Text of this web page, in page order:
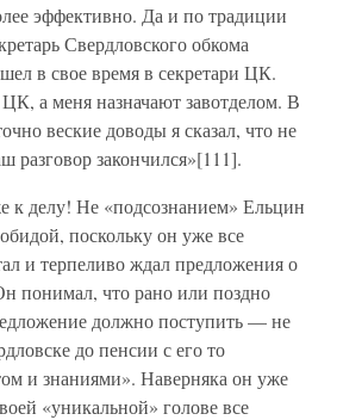
эффективно. Да и по традиции
Свердловского обкома
в свое время в секретари ЦК.
а меня назначают завотделом. В
веские доводы я сказал, что не
разговор закончился»[111].
делу! Не «подсознанием» Ельцин
поскольку он уже все
и терпеливо ждал предложения о
понимал, что рано или поздно
должно поступить — не
до пенсии с его то
и знаниями». Наверняка он уже
«уникальной» голове все